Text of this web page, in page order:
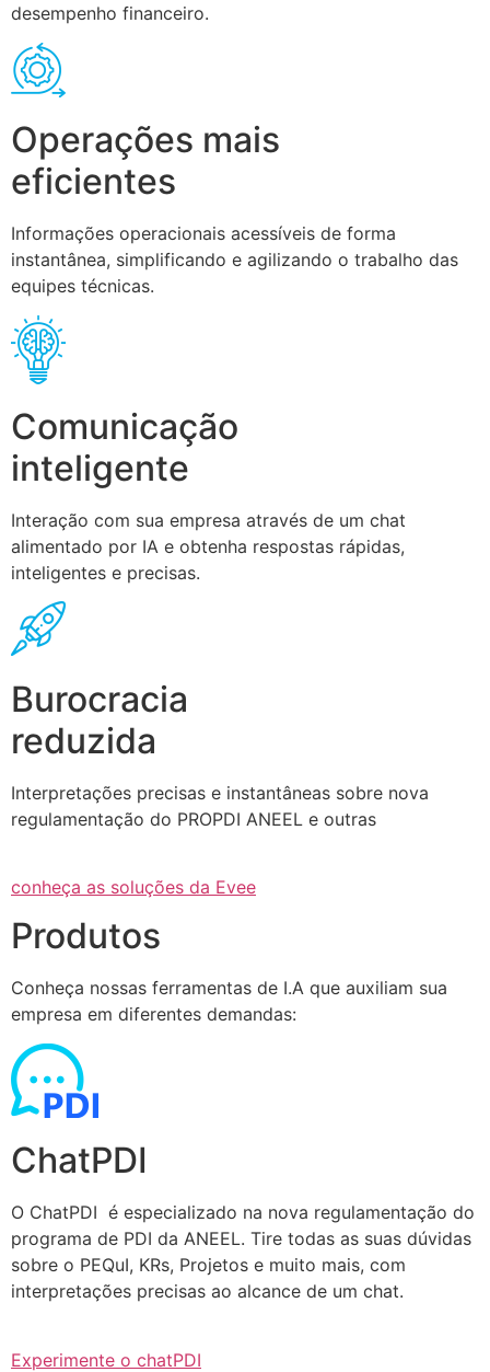
desempenho financeiro.
Operações mais
eficientes
Informações operacionais acessíveis de forma
instantânea, simplificando e agilizando o trabalho das
equipes técnicas.
Comunicação
inteligente
Interação com sua empresa através de um chat
alimentado por IA e obtenha respostas rápidas,
inteligentes e precisas.
Burocracia
reduzida
Interpretações precisas e instantâneas sobre nova
regulamentação do PROPDI ANEEL e outras
conheça as soluções da Evee
Produtos
Conheça nossas ferramentas de I.A que auxiliam sua
empresa em diferentes demandas:
ChatPDI
O ChatPDI é especializado na nova regulamentação do
programa de PDI da ANEEL. Tire todas as suas dúvidas
sobre o PEQuI, KRs, Projetos e muito mais, com
interpretações precisas ao alcance de um chat.
Experimente o chatPDI